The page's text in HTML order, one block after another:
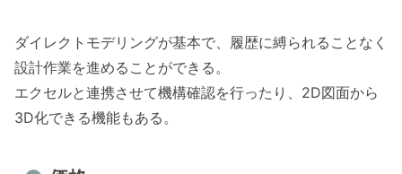
ダイレクトモデリングが基本で、履歴に縛られることなく
設計作業を進めることができる。
エクセルと連携させて機構確認を行ったり、2D図面から
3D化できる機能もある。